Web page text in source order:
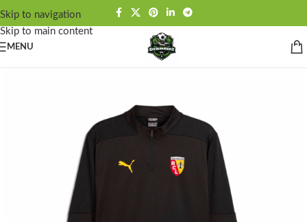
Skip to navigation
Skip to main content
MENU